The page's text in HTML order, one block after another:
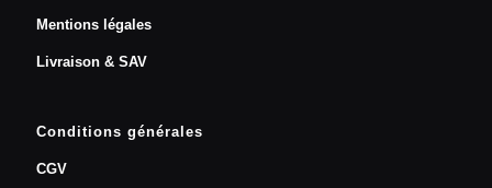
Mentions légales
Livraison & SAV
Conditions générales
CGV